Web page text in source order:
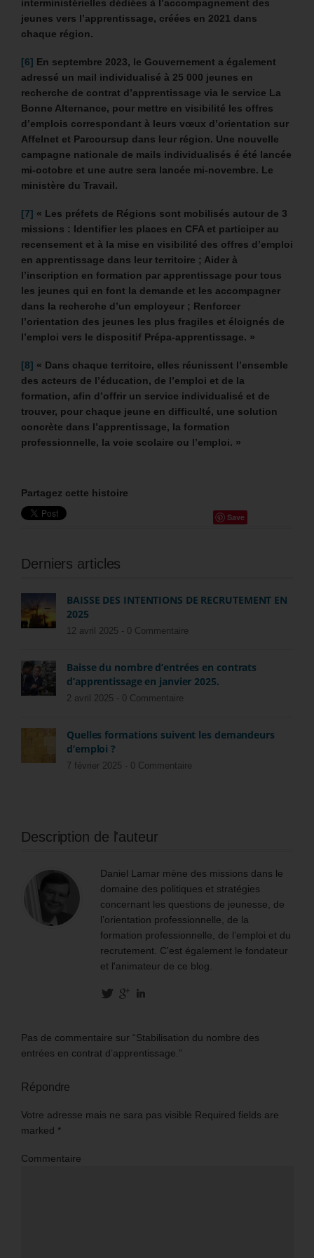
interministérielles dédiées à l’accompagnement des
jeunes vers l’apprentissage, créées en 2021 dans
chaque région.
[6] En septembre 2023, le Gouvernement a également
adressé un mail individualisé à 25 000 jeunes en
recherche de contrat d’apprentissage via le service La
Bonne Alternance, pour mettre en visibilité les offres
d’emplois correspondant à leurs vœux d’orientation sur
Affelnet et Parcoursup dans leur région. Une nouvelle
campagne nationale de mails individualisés é été lancée
mi-octobre et une autre sera lancée mi-novembre. Le
ministère du Travail.
[7] « Les préfets de Régions sont mobilisés autour de 3
missions : Identifier les places en CFA et participer au
recensement et à la mise en visibilité des offres d’emploi
en apprentissage dans leur territoire ; Aider à
l’inscription en formation par apprentissage pour tous
les jeunes qui en font la demande et les accompagner
dans la recherche d’un employeur ; Renforcer
l’orientation des jeunes les plus fragiles et éloignés de
l’emploi vers le dispositif Prépa-apprentissage. »
[8] « Dans chaque territoire, elles réunissent l’ensemble
des acteurs de l’éducation, de l’emploi et de la
formation, afin d’offrir un service individualisé et de
trouver, pour chaque jeune en difficulté, une solution
concrète dans l’apprentissage, la formation
professionnelle, la voie scolaire ou l’emploi. »
Partagez cette histoire
Save
Derniers articles
BAISSE DES INTENTIONS DE RECRUTEMENT EN
2025
12 avril 2025 - 0 Commentaire
Baisse du nombre d’entrées en contrats
d’apprentissage en janvier 2025.
2 avril 2025 - 0 Commentaire
Quelles formations suivent les demandeurs
d’emploi ?
7 février 2025 - 0 Commentaire
Description de l'auteur
Daniel Lamar mène des missions dans le
domaine des politiques et stratégies
concernant les questions de jeunesse, de
l’orientation professionnelle, de la
formation professionnelle, de l’emploi et du
recrutement. C'est également le fondateur
et l'animateur de ce blog.
Pas de commentaire sur “Stabilisation du nombre des
entrées en contrat d’apprentissage.”
Répondre
Votre adresse mais ne sara pas visible Required fields are
marked *
Commentaire